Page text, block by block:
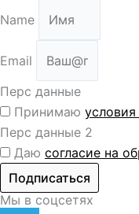
Name
Email
Перс данные
Принимаю
Перс данные 2
Даю согласие на
Подписаться
Мы в соцсетях